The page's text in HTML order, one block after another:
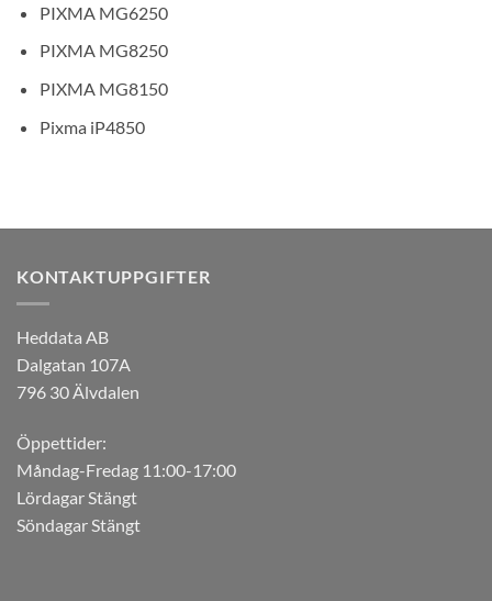
PIXMA MG6250
PIXMA MG8250
PIXMA MG8150
Pixma iP4850
KONTAKTUPPGIFTER
Heddata AB
Dalgatan 107A
796 30 Älvdalen
Öppettider:
Måndag-Fredag 11:00-17:00
Lördagar Stängt
Söndagar Stängt